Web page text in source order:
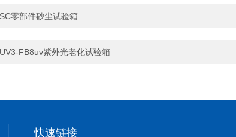
零部件砂尘试验箱
FB8uv紫外光老化试验箱
快速链接